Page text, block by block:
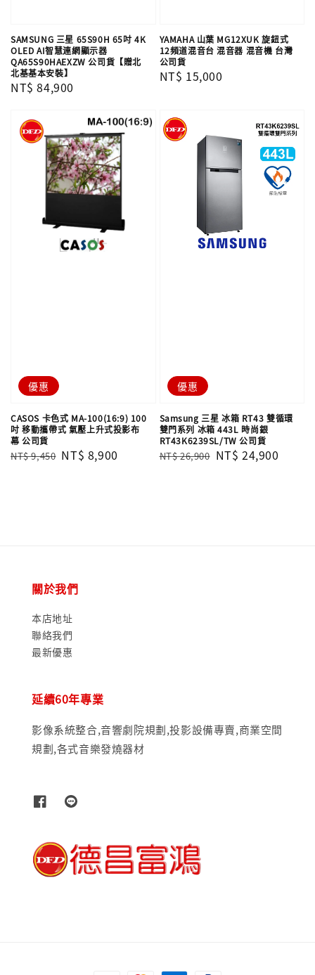
SAMSUNG 三星 65S90H 65吋 4K
OLED AI智慧連網顯示器
QA65S90HAEXZW 公司貨【贈北
北基基本安裝】
Regular
NT$ 84,900
YAMAHA 山葉 MG12XUK 旋鈕式
12頻道混音台 混音器 混音機 台灣
公司貨
Regular
NT$ 15,000
優惠
CASOS 卡色式 MA-100(16:9) 100
吋 移動攜帶式 氣壓上升式投影布
幕 公司貨
Regular
NT$ 9,450 Sale
NT$ 8,900
優惠
Samsung 三星 冰箱 RT43 雙循環
雙門系列 冰箱 443L 時尚銀
RT43K6239SL/TW 公司貨
Regular
NT$ 26,900 Sale
NT$ 24,900
關於我們
本店地址
聯絡我們
最新優惠
延續60年專業
影像系統整合,音響劇院規劃,投影設備專賣,商業空間
規劃,各式音樂發燒器材